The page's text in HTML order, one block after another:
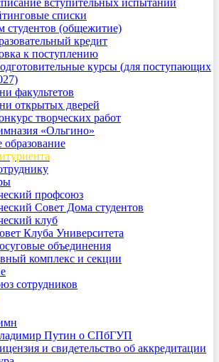
вступительных испытаний
списки
студентов (общежитие)
кредит
к поступлению
курсы (для поступающих
факультетов
открытых дверей
творческих работ
«Ольгино»
образование
профсоюз
Совет Дома студентов
клуб
Клуба Университета
объединения
комплекс и секции
сотрудников
Путин о СПбГУП
и свидетельство об аккредитации